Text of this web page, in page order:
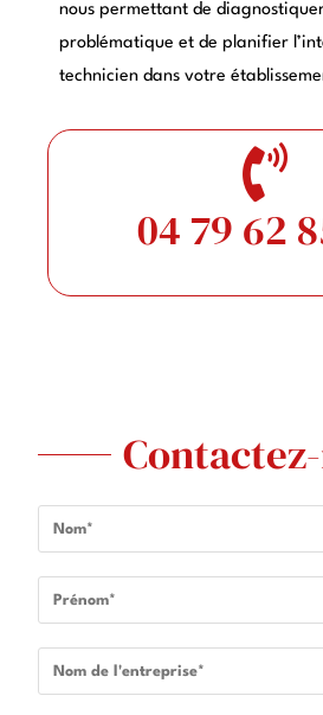
nous permettant de
problématique et de planifier
technicien dans votre
04 79 62